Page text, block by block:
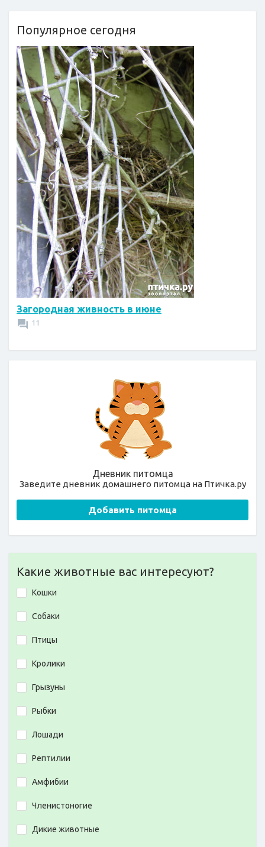
Популярное сегодня
Загородная живность в июне
11
Дневник питомца
Заведите дневник домашнего питомца на Птичка.ру
Добавить питомца
Какие животные вас интересуют?
Кошки
Собаки
Птицы
Кролики
Грызуны
Рыбки
Лошади
Рептилии
Амфибии
Членистоногие
Дикие животные